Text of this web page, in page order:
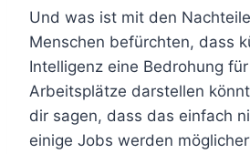
Und was ist mit den
Menschen befürchten, dass
Intelligenz eine Bedrohung
Arbeitsplätze darstellen
dir sagen, dass das einfach
einige Jobs werden